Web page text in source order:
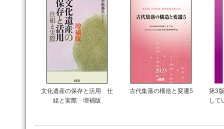
文化遺産の保存と活用 仕
組と実際 増補版
古代集落の構造と変遷5
第3
して